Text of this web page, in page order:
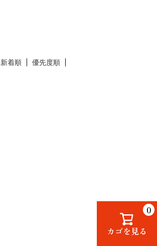
カゴを見る
0
新着順
優先度順